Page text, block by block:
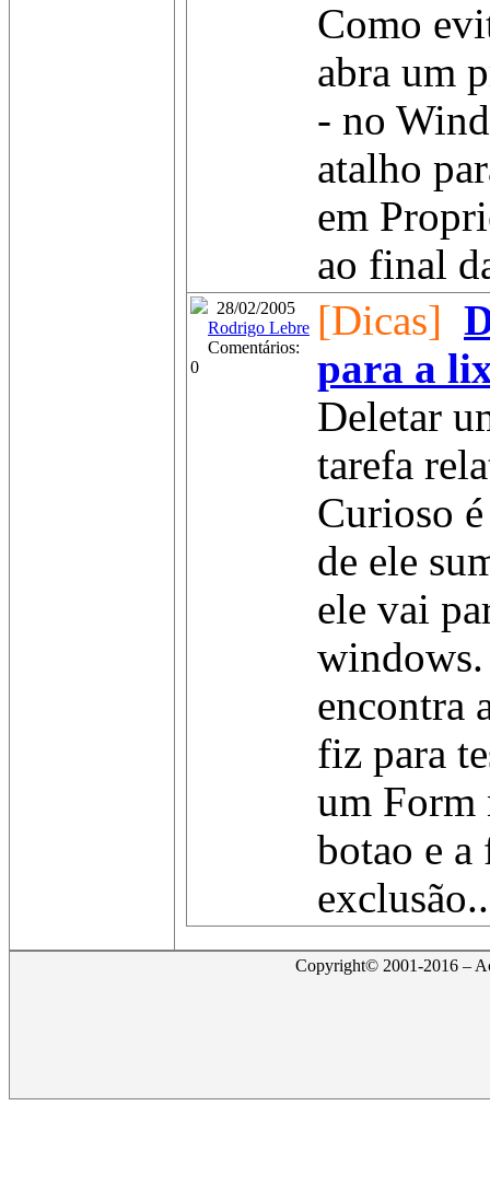
Como
abra um
- no
atalho
em
ao final
28/02/2005
Rodrigo Lebre
Comentários:
0
[Dicas]
para a
Deletar
tarefa
Curioso
de ele
ele vai
encontra
fiz para
um Form
botao e a
Copyright© 2001-2016 –